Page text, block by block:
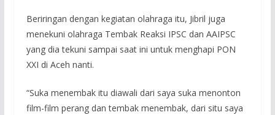
Beriringan dengan kegiatan olahraga itu, Jibril juga
menekuni olahraga Tembak Reaksi IPSC dan AAIPSC
yang dia tekuni sampai saat ini untuk menghapi PON
XXI di Aceh nanti.
“Suka menembak itu diawali dari saya suka menonton
film-film perang dan tembak menembak, dari situ saya